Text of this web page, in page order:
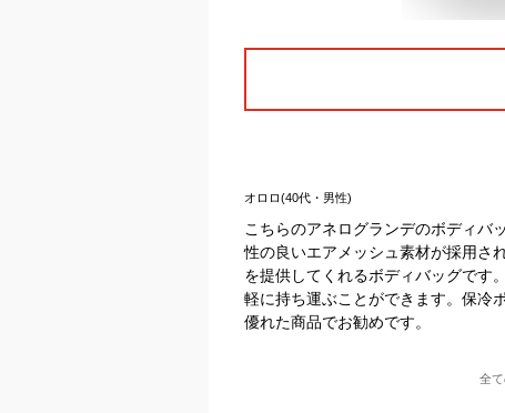
オロロ(40代・男性)
こちらのアネログランデのボディバ
性の良いエアメッシュ素材が採用さ
を提供してくれるボディバッグです
軽に持ち運ぶことができます。保冷
優れた商品でお勧めです。
全